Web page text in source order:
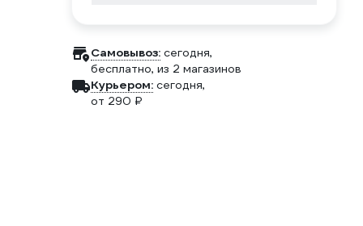
Самовывоз: сегодня,
бесплатно, из 2 магазинов
Курьером: сегодня,
от 290 ₽